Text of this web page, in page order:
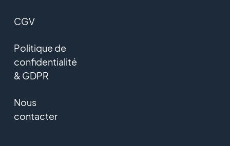
CGV
Politique de
confidentialité
& GDPR
Nous
contacter